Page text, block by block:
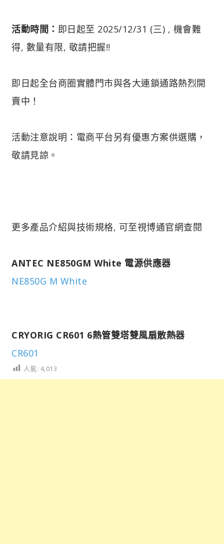
活動時間： 即日起至 2025/12/31 (三) , 機會難
得, 數量有限, 敬請把握!!
即日起全台商圈實體門市與各大連鎖通路熱烈開
賣中！
活動注意說明：電商平台另有優惠方案供選購，
敬請見諒。
更多產品介紹與技術規格, 可至視博通官網查閱
ANTEC NE850GM White 電源供應器
NE850G M White
CRYORIG CR601 6熱管雙塔雙風扇散熱器
CR601
人氣: 4,013